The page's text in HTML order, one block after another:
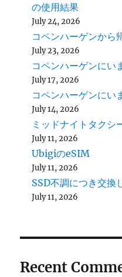
の使用結果
July 24, 2026
コペンハーゲンから
July 23, 2026
コペンハーゲンにい
July 17, 2026
コペンハーゲンにい
July 14, 2026
ミッドナイトタクシ
July 11, 2026
UbigiのeSIM
July 11, 2026
SSD不調につき交換
July 11, 2026
Recent